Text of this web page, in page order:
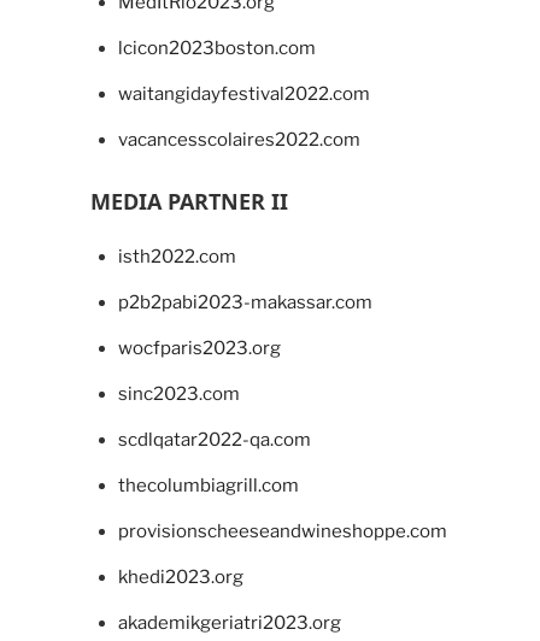
lcicon2023boston.com
waitangidayfestival2022.com
vacancesscolaires2022.com
MEDIA PARTNER II
isth2022.com
p2b2pabi2023-makassar.com
wocfparis2023.org
sinc2023.com
scdlqatar2022-qa.com
thecolumbiagrill.com
provisionscheeseandwineshoppe.com
khedi2023.org
akademikgeriatri2023.org